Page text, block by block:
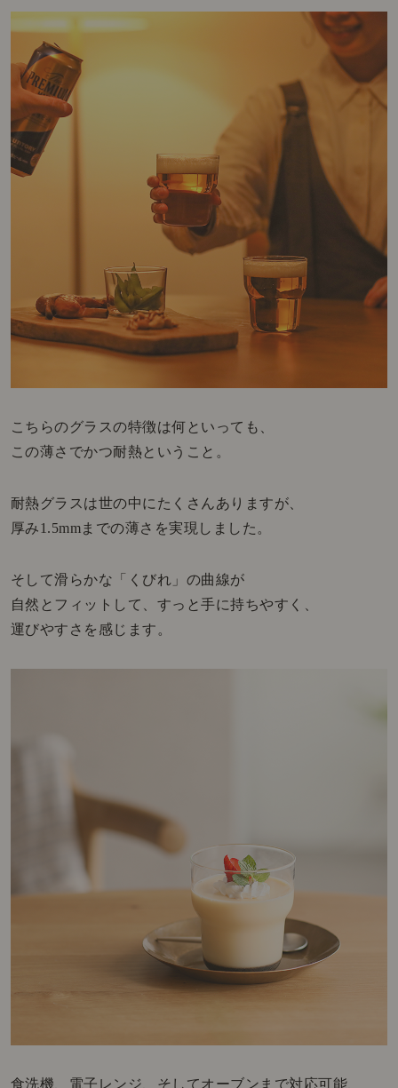
こちらのグラスの特徴は何といっても、
この薄さでかつ耐熱ということ。
耐熱グラスは世の中にたくさんありますが、
厚み1.5mmまでの薄さを実現しました。
そして滑らかな「くびれ」の曲線が
自然とフィットして、すっと手に持ちやすく、
運びやすさを感じます。
食洗機、電子レンジ、そしてオーブンまで対応可能、